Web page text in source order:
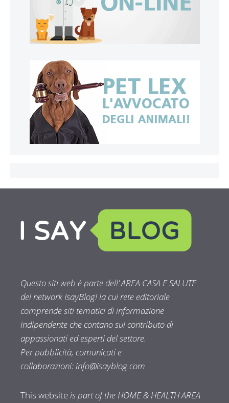
Questo siti web è parte dell’ AREA CASA E SALUTE
del network IsayBlog! la cui rete editoriale
comprende siti tematici di informazione
indipendente che contano sul contributo di
appassionati ed esperti del settore.
Per pubblicità, comunicati e
collaborazioni:info@isayblog.com
This websiteis part of the HOME & HEALTH AREA